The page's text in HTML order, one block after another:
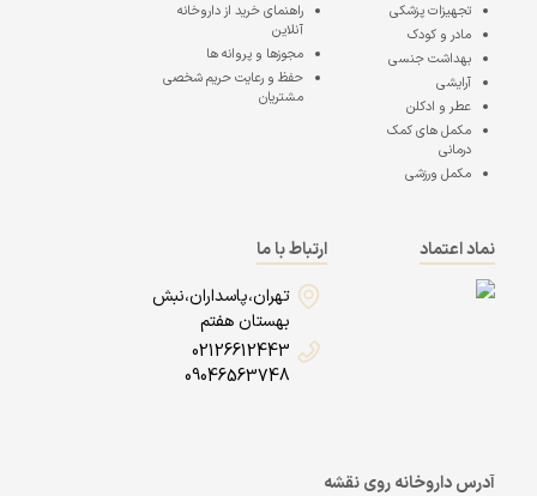
تجهیزات پزشکی
مادر و کودک
بهداشت جنسی
آرایشی
عطر و ادکلن
مکمل های کمک
درمانی
مکمل ورزشی
راهنمای خرید از داروخانه
آنلاین
مجوزها و پروانه ها
حفظ و رعایت حریم شخصی
مشتریان
نماد اعتماد
ارتباط با ما
تهران،پاسداران،نبش
بهستان هفتم
02126612443
09046563748
آدرس داروخانه روی نقشه